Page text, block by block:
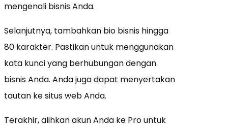
mengenali bisnis Anda.
Selanjutnya, tambahkan bio bisnis hingga
80 karakter. Pastikan untuk menggunakan
kata kunci yang berhubungan dengan
bisnis Anda. Anda juga dapat menyertakan
tautan ke situs web Anda.
Terakhir, alihkan akun Anda ke Pro untuk